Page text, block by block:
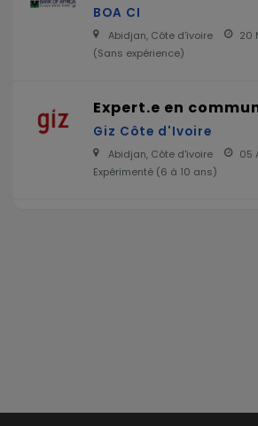
BOA CI
Abidjan, Côte d'ivoire 20
(Sans expérience)
Giz Côte d'Ivoire
Abidjan, Côte d'ivoire 05
Expérimenté (6 à 10 ans)